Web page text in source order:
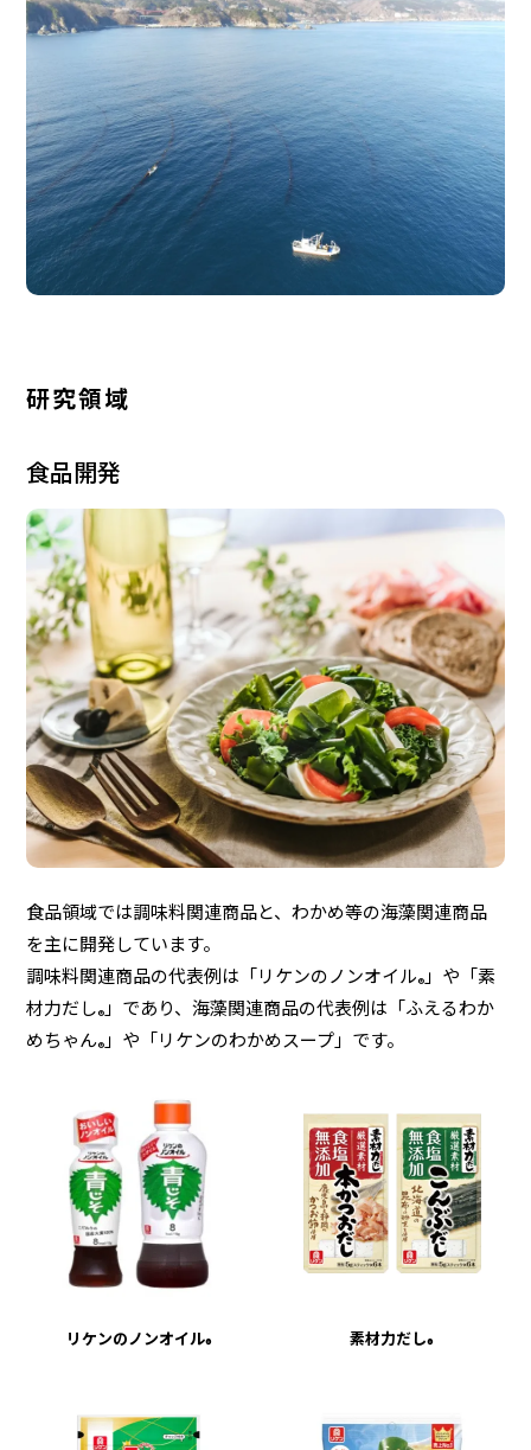
研究領域
食品開発
食品領域では調味料関連商品と、わかめ等の海藻関連商品
を主に開発しています。
調味料関連商品の代表例は「リケンのノンオイル® 」や「素
材力だし® 」であり、海藻関連商品の代表例は「ふえるわか
めちゃん® 」や「リケンのわかめスープ」です。
リケンのノンオイル® 素材力だし®